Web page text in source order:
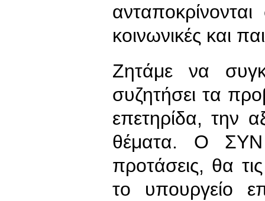
ανταποκρίνονται
κοινωνικές και
Ζητάμε να
συζητήσει τα
επετηρίδα, την
θέματα. Ο ΣΥΝ
προτάσεις, θα
το υπουργείο